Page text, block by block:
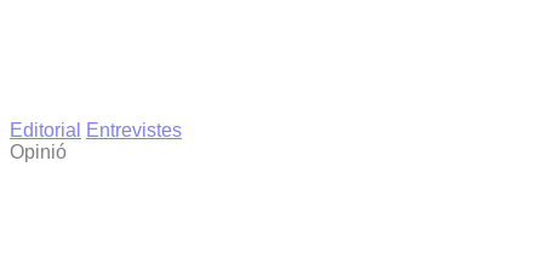
Editorial
Entrevistes
Opinió